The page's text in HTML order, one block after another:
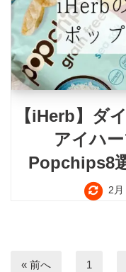
【iHerb】ダ
アイハ
Popchips8
2月
« 前へ 1